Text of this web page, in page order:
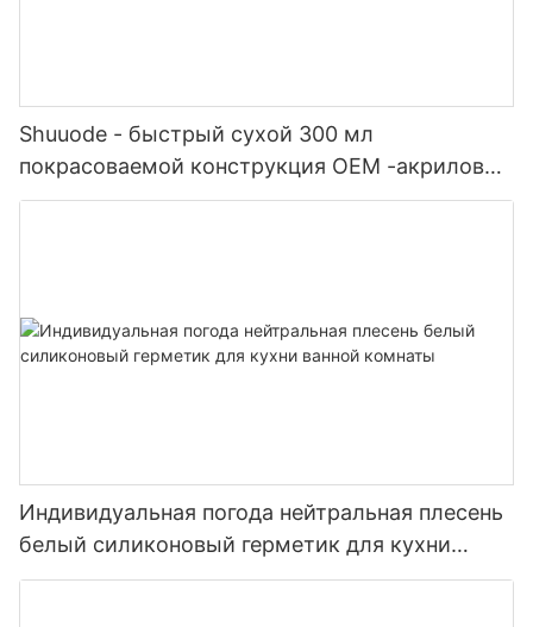
Shuuode - быстрый сухой 300 мл
покрасоваемой конструкция OEM -акриловый
герметик силиконовый герметик
Индивидуальная погода нейтральная плесень
белый силиконовый герметик для кухни
ванной комнаты